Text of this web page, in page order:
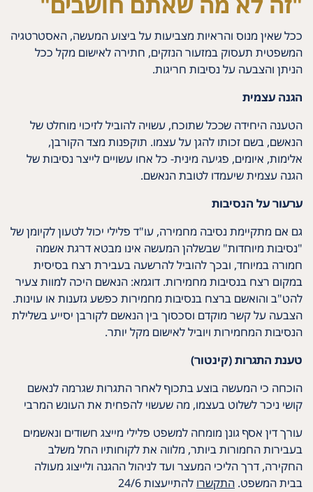
ככל שאין מנוס והראיות מצביעות על ביצוע המעשה, האסטרטגיה
המשפטית תעסוק במזעור הנזקים, חתירה לאישום מקל ככל
הניתן והצבעה על נסיבות חריגות.
הגנה עצמית
הטענה היחידה שככל שתוכח, עשויה להוביל לזיכוי מוחלט של
הנאשם, בשם זכותו להגן על עצמו. תוקפנות מצד הקורבן,
אלימות, איומים, פגיעה מינית- כל אחו עשויים לייצר נסיבות של
הגנה עצמית שיעמדו לטובת הנאשם.
ערעור על הנסיבות
גם אם מתקיימת נסיבה מחמירה, עו"ד פלילי יכול לטעון לקיומן של
"נסיבות מיוחדות" שבשלהן המעשה אינו מבטא דרגת אשמה
חמורה במיוחד, ובכך להוביל להרשעה בעבירת רצח בסיסית
במקום רצח בנסיבות מחמירות. דוגמא: הנאשם היכה למוות צעיר
להט"ב והואשם ברצח בנסיבות מחמירות כפשע גזענות או עוינות.
הצבעה על קשר מוקדם וסכסוך בין הנאשם לקורבן יסייע בשלילת
הנסיבות המחמירות ויוביל לאישום מקל יותר.
טענת התגרות (קינטור)
הוכחה כי המעשה בוצע בתכוף לאחר התגרות שגרמה לנאשם
קושי ניכר לשלוט בעצמו, מה שעשוי להפחית את העונש המרבי
עורך דין אסף גונן מומחה למשפט פלילי מייצג חשודים ונאשמים
בעבירות החמורות ביותר, מלווה את לקוחותיו החל משלב
החקירה, דרך הליכי המעצר ועד לניהול ההגנה ולייצוג מעולה
בבית המשפט. התקשרו להתייעצות 24/6